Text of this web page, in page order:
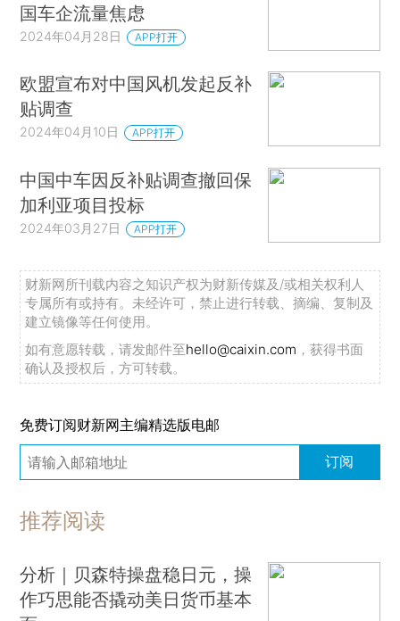
国车企流量焦虑
2024年04月28日 APP打开
欧盟宣布对中国风机发起反补
贴调查
2024年04月10日 APP打开
中国中车因反补贴调查撤回保
加利亚项目投标
2024年03月27日 APP打开
财新网所刊载内容之知识产权为财新传媒及/或相关权利人
专属所有或持有。未经许可，禁止进行转载、摘编、复制及
建立镜像等任何使用。
如有意愿转载，请发邮件至hello@caixin.com ，获得书面
确认及授权后，方可转载。
免费订阅财新网主编精选版电邮
订阅
推荐阅读
分析｜贝森特操盘稳日元，操
作巧思能否撬动美日货币基本